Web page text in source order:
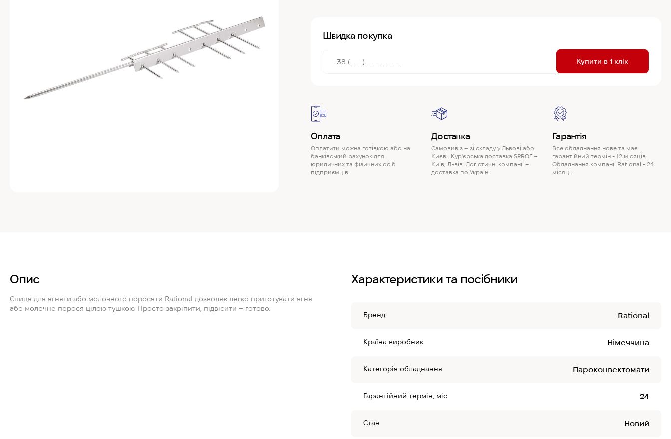
Швидка покупка
Купити в 1 клік
Оплата
Оплатити можна готівкою або на
банківський рахунок для
юридичних та фізичних осіб
підприємців.
Доставка
Самовивіз – зі складу у Львові або
Києві. Кур'єрська доставка SPROF –
Київ, Львів. Логістичні компанії –
доставка по Україні.
Гарантія
Все обладнання нове та має
гарантійний термін - 12 місяців.
Обладнання компанії Rational - 24
місяці.
Опис
Спиця для ягняти або молочного поросяти Rational дозволяє легко приготувати ягня
або молочне порося цілою тушкою. Просто закріпити, підвісити – готово.
Характеристики та посібники
Бренд Rational
Країна виробник Німеччина
Категорія обладнання Пароконвектомати
Гарантійний термін, міс 24
Стан Новий